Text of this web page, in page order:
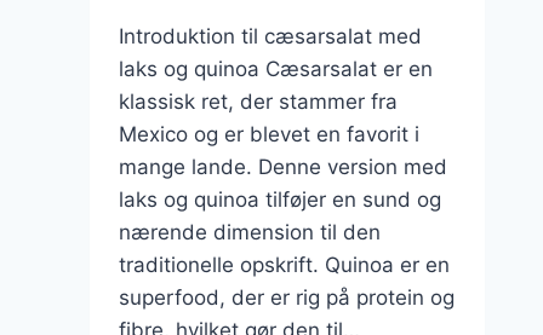
Introduktion til cæsarsalat med
laks og quinoa Cæsarsalat er en
klassisk ret, der stammer fra
Mexico og er blevet en favorit i
mange lande. Denne version med
laks og quinoa tilføjer en sund og
nærende dimension til den
traditionelle opskrift. Quinoa er en
superfood, der er rig på protein og
fibre, hvilket gør den til…